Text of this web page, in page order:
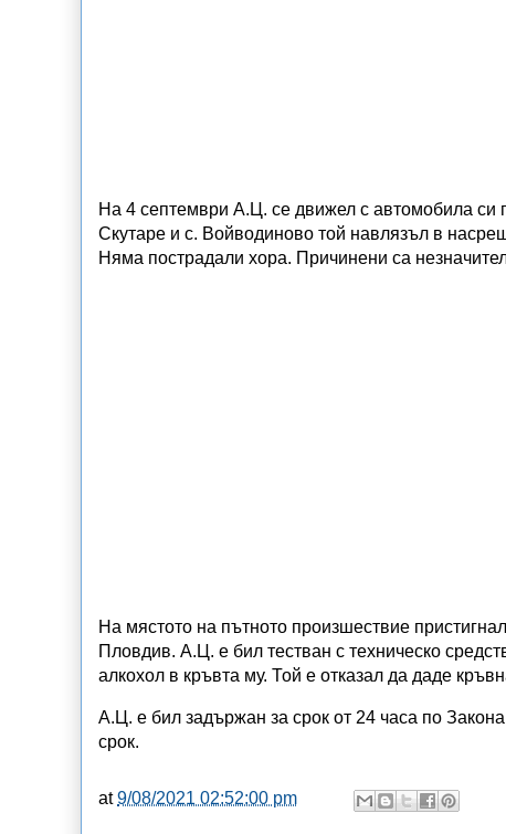
На 4 септември А.Ц. се движел с автомобила си
Скутаре и с. Войводиново той навлязъл в
Няма пострадали хора. Причинени са
На мястото на пътното произшествие
Пловдив. А.Ц. е бил тестван с техническо
алкохол в кръвта му. Той е отказал да даде
А.Ц. е бил задържан за срок от 24 часа по
срок.
at9/08/2021 02:52:00 pm